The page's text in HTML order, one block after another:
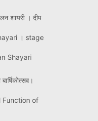
शायरी । दीप
। stage
Shayari
Function of